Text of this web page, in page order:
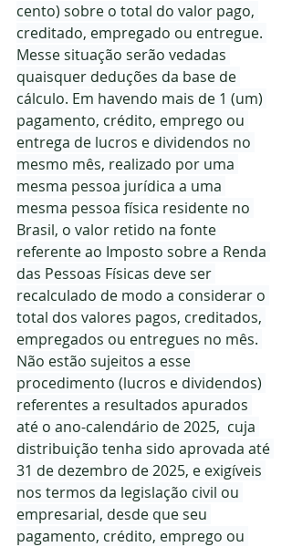
cento) sobre o total do valor pago,
creditado, empregado ou entregue.
Messe situação serão vedadas
quaisquer deduções da base de
cálculo. Em havendo mais de 1 (um)
pagamento, crédito, emprego ou
entrega de lucros e dividendos no
mesmo mês, realizado por uma
mesma pessoa jurídica a uma
mesma pessoa física residente no
Brasil, o valor retido na fonte
referente ao Imposto sobre a Renda
das Pessoas Físicas deve ser
recalculado de modo a considerar o
total dos valores pagos, creditados,
empregados ou entregues no mês.
Não estão sujeitos a esse
procedimento (lucros e dividendos)
referentes a resultados apurados
até o ano-calendário de 2025,  cuja
distribuição tenha sido aprovada até
31 de dezembro de 2025, e exigíveis
nos termos da legislação civil ou
empresarial, desde que seu
pagamento, crédito, emprego ou